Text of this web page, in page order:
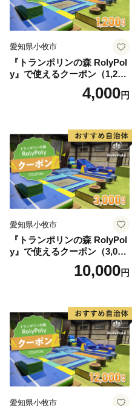
愛知県小牧市
『トランポリンの森 RolyPol
y』で使えるクーポン（1,200
4,000円
愛知県小牧市
『トランポリンの森 RolyPol
y』で使えるクーポン（3,000
10,000円
愛知県小牧市